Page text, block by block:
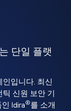
단일 플랫
입니다. 최신
틱 신원 보안 기
Idira®를 소개